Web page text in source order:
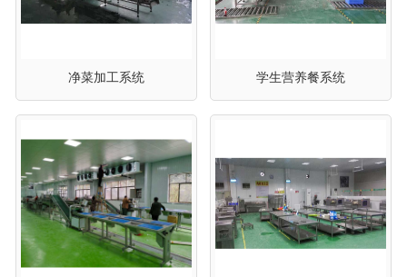
净菜加工系统 学生营养餐系统